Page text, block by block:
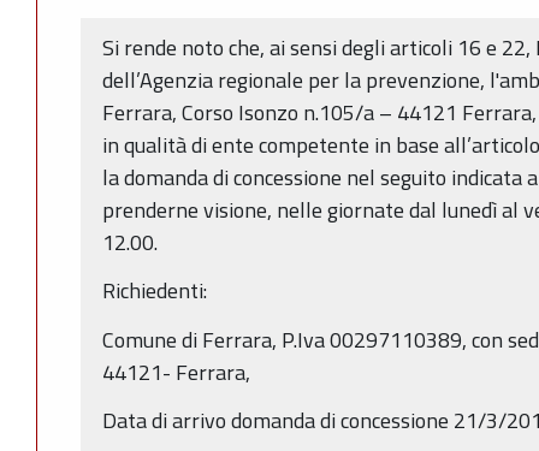
Si rende noto che, ai sensi degli articoli 16 e
dell’Agenzia regionale per la prevenzione,
Ferrara, Corso Isonzo n.105/a – 44121
in qualità di ente competente in base
la domanda di concessione nel seguito indicata
prenderne visione, nelle giornate dal lunedì al
12.00.
Richiedenti:
Comune di Ferrara, P.Iva 00297110389, con
44121- Ferrara,
Data di arrivo domanda di concessione 21/3/